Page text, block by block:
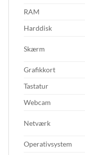
RAM
Harddisk
Skærm
Grafikkort
Tastatur
Webcam
Netværk
Operativsystem